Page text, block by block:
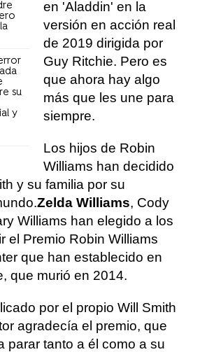
su
y
en 'Aladdin' en la
versión en acción real
de 2019 dirigida por
Guy Ritchie. Pero es
que ahora hay algo
más que les une para
siempre.
Los hijos de Robin
Williams han decidido
y su familia por su
Zelda Williams, Cody
Williams han elegido a los
el Premio Robin Williams
que han establecido en
que murió en 2014.
por el propio Will Smith
agradecía el premio, que
parar tanto a él como a su